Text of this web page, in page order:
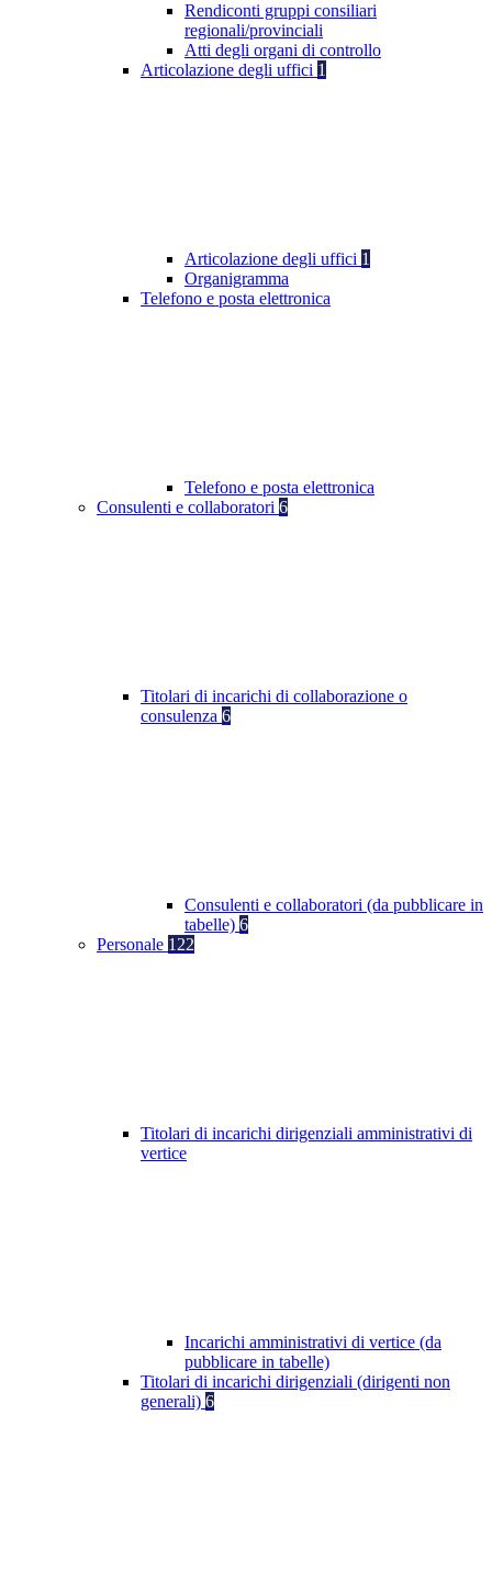
Rendiconti gruppi consiliari
regionali/provinciali
Atti degli organi di controllo
Articolazione degli uffici 1
Articolazione degli uffici 1
Organigramma
Telefono e posta elettronica
Telefono e posta elettronica
Consulenti e collaboratori 6
Titolari di incarichi di collaborazione o
consulenza 6
Consulenti e collaboratori (da pubblicare in
tabelle) 6
Personale 122
Titolari di incarichi dirigenziali amministrativi di
vertice
Incarichi amministrativi di vertice (da
pubblicare in tabelle)
Titolari di incarichi dirigenziali (dirigenti non
generali) 6